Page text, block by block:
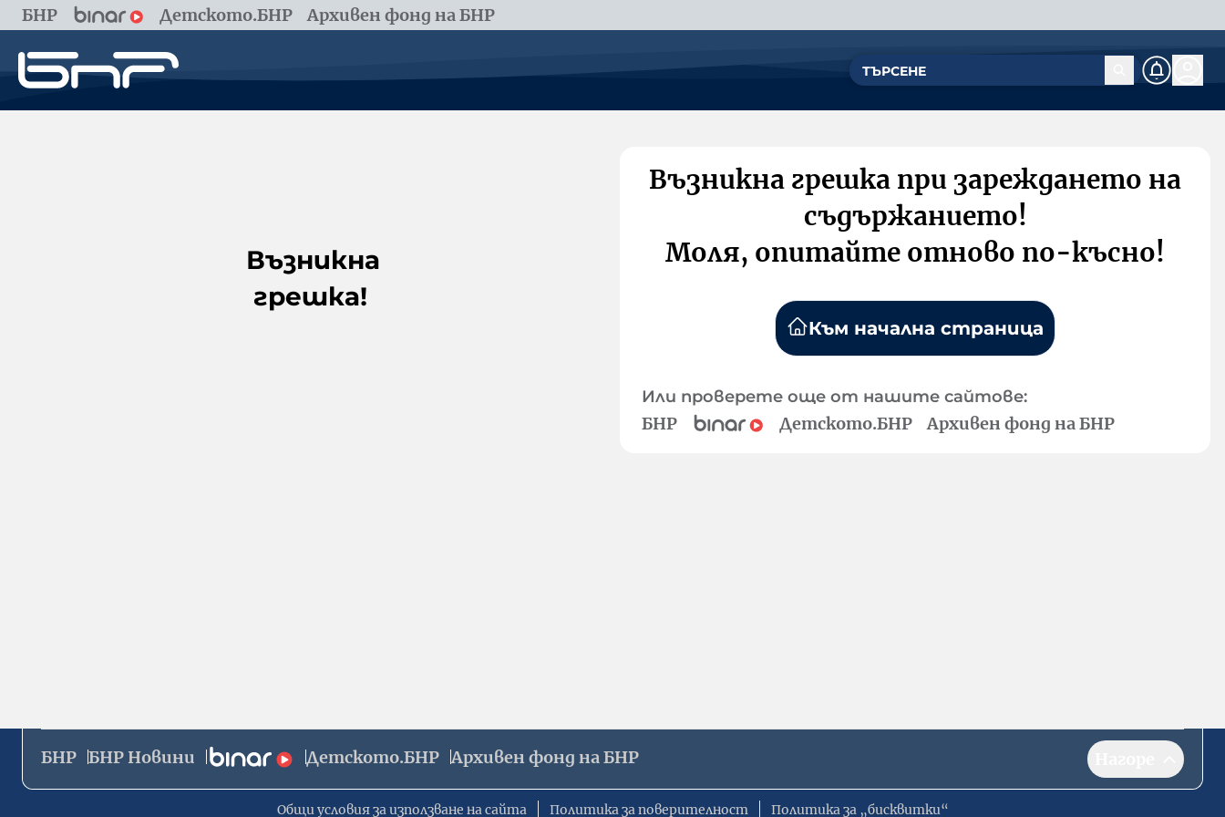
БНР Детското.БНР Архивен фонд на БНР
Възникна
грешка!
Възникна грешка при зареждането на
съдържанието!
Моля, опитайте отново по-късно!
Към начална страница
Или проверете още от нашите сайтове:
БНР Детското.БНР Архивен фонд на БНР
БНР БНР Новини Детското.БНР Архивен фонд на БНР
Общи условия за използване на сайта Политика за поверителност Политика за „бисквитки“